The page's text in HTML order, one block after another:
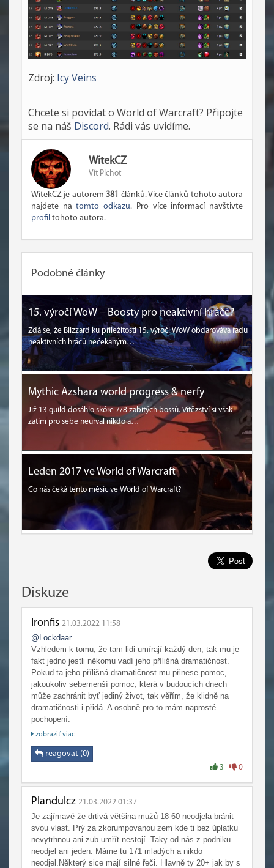
Zdroj: Icy Veins
Chcete si povídat o World of Warcraft? Připojte
se na náš Discord. Rádi vás uvidíme.
WitekCZ
Vít Plchot
WitekCZ je autorem381 článků. Více článků tohoto autora
najdete natomto odkazu. Pro více informací navštivte
profil tohoto autora.
Podobné články
15. výročí WoW – Boosty pro neaktivní hráče?
Zdá se, že Blizzard ku příležitosti 15. výročí WoW obdarovává řadu
neaktivních hráčů nečekaným…
Mythic Azshara world progress & nerfy
Již 13 guild dosáhlo skóre 7/8 zabitých bossů. Vítězství si však
zatím pro sebe neurval nikdo a…
Leden 2017 ve World of Warcraft
Co nás čeká tento měsíc ve World of Warcraft?
Diskuze
Ironfis 21.03.2022 11:58
@Lockdaar
Vzhledem k tomu, že tam lidi umírají každý den, tak mu je
fakt jedno jestli někomu vadí jeho přílišná dramatičnost.
Pokud ta jeho přílišná dramatičnost mu přinese pomoc,
jakoukoliv sebemenší pomoc, která v budoucích dnech
může zachránit byť jediný život, tak věřím, že klidně na
dramatičnosti i přidá. A osobně pro to mám naprosté
pochopení.
Just můj názor.
zobraziť viac
reagovat (0)
3 0
Plandulcz 21.03.2022 01:37
Je zajímavé že drtivá většina mužů 18-60 neodjela bránit
svou vlast. Prý za zkorumpovanou zem kde ti bez úplatku
nevytrhnou ani zub umřít nestojí. Taky od nás z podniku
neodjel ani jeden. Máme tu 171 mladých a nikdo
neodjel.Některý sice mají silné řeči. Hlavně ty 20+ jak by s